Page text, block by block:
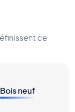
ce
Bois neuf